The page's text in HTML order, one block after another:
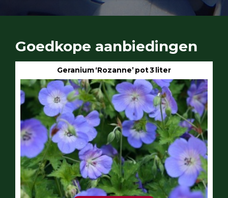
Goedkope aanbiedingen
Geranium ‘Rozanne’ pot 3 liter